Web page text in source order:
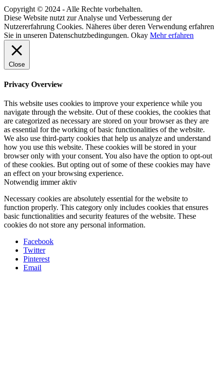
Copyright © 2024 - Alle Rechte vorbehalten.
Diese Website nutzt zur Analyse und Verbesserung der
Nutzererfahrung Cookies. Näheres über deren Verwendung erfahren
Sie in unseren Datenschutzbedingungen. Okay Mehr erfahren
Close
Privacy Overview
This website uses cookies to improve your experience while you
navigate through the website. Out of these cookies, the cookies that
are categorized as necessary are stored on your browser as they are
as essential for the working of basic functionalities of the website.
We also use third-party cookies that help us analyze and understand
how you use this website. These cookies will be stored in your
browser only with your consent. You also have the option to opt-out
of these cookies. But opting out of some of these cookies may have
an effect on your browsing experience.
Notwendig immer aktiv
Necessary cookies are absolutely essential for the website to
function properly. This category only includes cookies that ensures
basic functionalities and security features of the website. These
cookies do not store any personal information.
Facebook
Twitter
Pinterest
Email